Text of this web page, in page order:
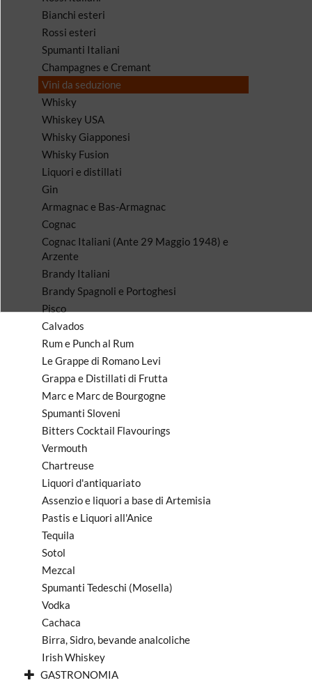
Bianchi esteri
Rossi esteri
Spumanti Italiani
Champagnes e Cremant
Vini da seduzione
Whisky
Whiskey USA
Whisky Giapponesi
Whisky Fusion
Liquori e distillati
Gin
Armagnac e Bas-Armagnac
Cognac
Cognac Italiani (Ante 29 Maggio 1948) e
Arzente
Brandy Italiani
Brandy Spagnoli e Portoghesi
Pisco
Calvados
Rum e Punch al Rum
Le Grappe di Romano Levi
Grappa e Distillati di Frutta
Marc e Marc de Bourgogne
Spumanti Sloveni
Bitters Cocktail Flavourings
Vermouth
Chartreuse
Liquori d'antiquariato
Assenzio e liquori a base di Artemisia
Pastis e Liquori all'Anice
Tequila
Sotol
Mezcal
Spumanti Tedeschi (Mosella)
Vodka
Cachaca
Birra, Sidro, bevande analcoliche
Irish Whiskey
GASTRONOMIA